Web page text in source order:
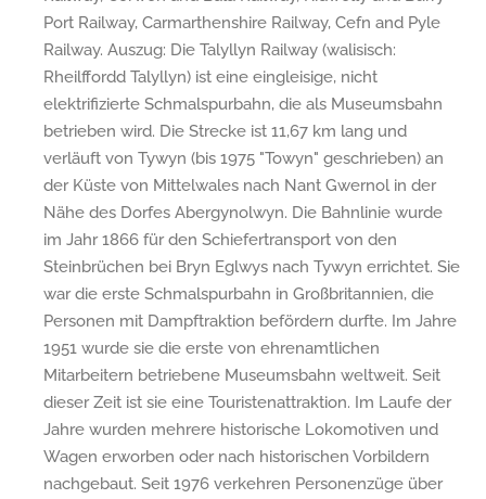
Port Railway, Carmarthenshire Railway, Cefn and Pyle
Railway. Auszug: Die Talyllyn Railway (walisisch:
Rheilffordd Talyllyn) ist eine eingleisige, nicht
elektrifizierte Schmalspurbahn, die als Museumsbahn
betrieben wird. Die Strecke ist 11,67 km lang und
verläuft von Tywyn (bis 1975 "Towyn" geschrieben) an
der Küste von Mittelwales nach Nant Gwernol in der
Nähe des Dorfes Abergynolwyn. Die Bahnlinie wurde
im Jahr 1866 für den Schiefertransport von den
Steinbrüchen bei Bryn Eglwys nach Tywyn errichtet. Sie
war die erste Schmalspurbahn in Großbritannien, die
Personen mit Dampftraktion befördern durfte. Im Jahre
1951 wurde sie die erste von ehrenamtlichen
Mitarbeitern betriebene Museumsbahn weltweit. Seit
dieser Zeit ist sie eine Touristenattraktion. Im Laufe der
Jahre wurden mehrere historische Lokomotiven und
Wagen erworben oder nach historischen Vorbildern
nachgebaut. Seit 1976 verkehren Personenzüge über